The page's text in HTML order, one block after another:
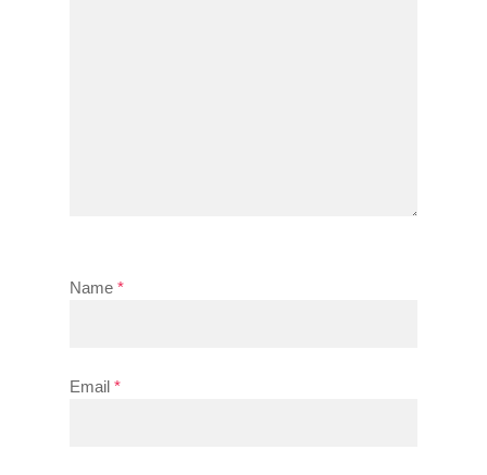
Name *
Email *